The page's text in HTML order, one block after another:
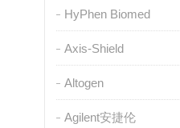
HyPhen Biomed
Axis-Shield
Altogen
Agilent安捷伦